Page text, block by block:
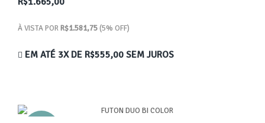
À VISTA PORR$1.581,75(5% OFF)
EM ATÉ 3X DE R$555,00 SEM JUROS